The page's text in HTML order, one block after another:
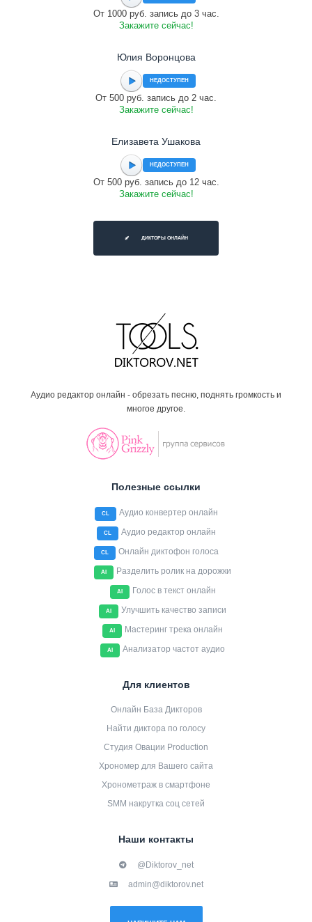
От 1000 руб. запись до 3 час.
Закажите сейчас!
Юлия Воронцова
НЕДОСТУПЕН
От 500 руб. запись до 2 час.
Закажите сейчас!
Елизавета Ушакова
НЕДОСТУПЕН
От 500 руб. запись до 12 час.
Закажите сейчас!
ДИКТОРЫ ОНЛАЙН
Аудио редактор онлайн - обрезать песню, поднять громкость и
многое другое.
Полезные ссылки
CL Аудио конвертер онлайн
CL Аудио редактор онлайн
CL Онлайн диктофон голоса
AI Разделить ролик на дорожки
AI Голос в текст онлайн
AI Улучшить качество записи
AI Мастеринг трека онлайн
AI Анализатор частот аудио
Для клиентов
Онлайн База Дикторов
Найти диктора по голосу
Студия Овации Production
Хрономер для Вашего сайта
Хронометраж в смартфоне
SMM накрутка соц сетей
Наши контакты
@Diktorov_net
admin@diktorov.net